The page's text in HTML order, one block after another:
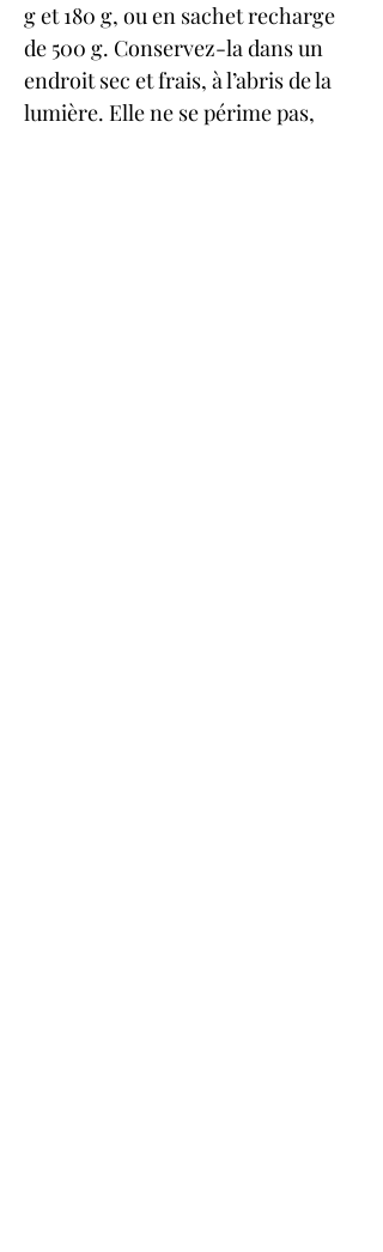
g et 180 g, ou en sachet recharge
de 500 g. Conservez-la dans un
endroit sec et frais, à l’abris de la
lumière. Elle ne se périme pas,